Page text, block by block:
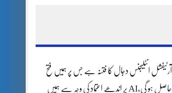
آرٹیفشل انٹلیجنس دجال کا فتنہ ہے جس پر ہمیں فتح
حاصل ہو گی،AI پر اندھے اعتماد کی وجہ سے ہمیں